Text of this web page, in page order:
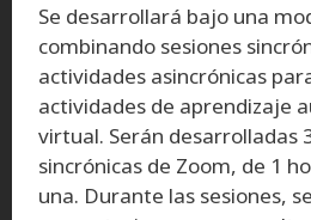
Se desarrollará bajo una
combinando sesiones
actividades asincrónicas
actividades de aprendizaje
virtual. Serán desarrolladas
sincrónicas de Zoom, de 1
una. Durante las sesiones,